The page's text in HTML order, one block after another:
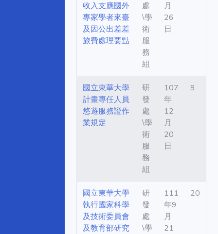
收入支應國外
專家學者來臺
及因公出差差
旅費處理要點
處
\學
術
服
務
組
月
26
日
國立東華大學
計畫專任人員
悠遊服務證作
業規定
研
發
處
\學
術
服
務
組
107
年
12
月
20
日
9
國立東華大學
執行國家科學
及技術委員會
及教育部研究
研
發
處
\學
111
年9
月
21
20